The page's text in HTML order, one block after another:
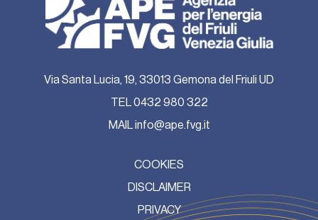
Via Santa Lucia, 19, 33013 Gemona del Friuli UD
TEL0432 980 322
MAILinfo@ape.fvg.it
COOKIES
DISCLAIMER
PRIVACY